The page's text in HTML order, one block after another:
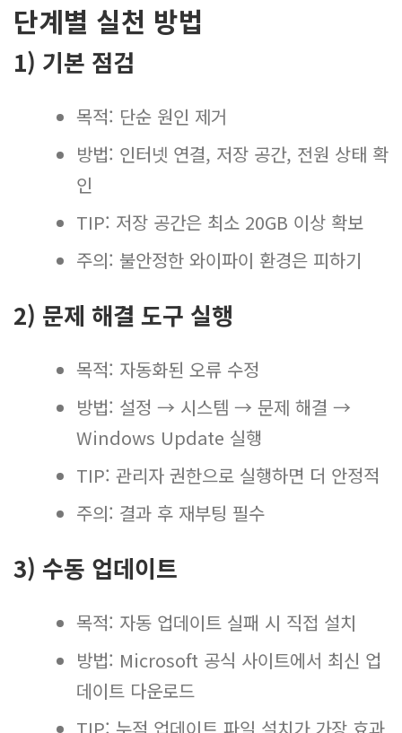
단계별 실천 방법
1) 기본 점검
목적: 단순 원인 제거
방법: 인터넷 연결, 저장 공간, 전원 상태 확
인
TIP: 저장 공간은 최소 20GB 이상 확보
주의: 불안정한 와이파이 환경은 피하기
2) 문제 해결 도구 실행
목적: 자동화된 오류 수정
방법: 설정 → 시스템 → 문제 해결 →
Windows Update 실행
TIP: 관리자 권한으로 실행하면 더 안정적
주의: 결과 후 재부팅 필수
3) 수동 업데이트
목적: 자동 업데이트 실패 시 직접 설치
방법: Microsoft 공식 사이트에서 최신 업
데이트 다운로드
TIP: 누적 업데이트 파일 설치가 가장 효과